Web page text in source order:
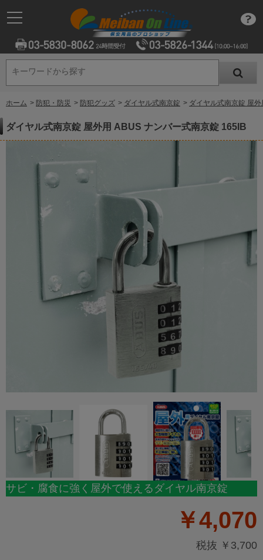
キーワードから探す
キーワードから探す
ホーム > 防犯・防災 > 防犯グッズ > ダイヤル式南京錠 > ダイヤル式南京錠 屋
ダイヤル式南京錠 屋外用 ABUS ナンバー式南京錠 165IB
サビ・腐食に強く屋外で使えるダイヤル南京錠
￥4,070
税抜 ￥3,700